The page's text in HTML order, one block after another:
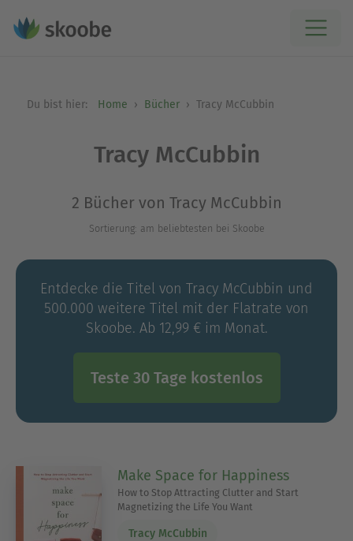
Du bist hier: Home Bücher Tracy McCubbin
Tracy McCubbin
2 Bücher von Tracy McCubbin
Sortierung: am beliebtesten bei Skoobe
Entdecke die Titel von Tracy McCubbin und
500.000 weitere Titel mit der Flatrate von
Skoobe. Ab 12,99 € im Monat.
Teste 30 Tage kostenlos
Make Space for Happiness
How to Stop Attracting Clutter and Start
Magnetizing the Life You Want
Tracy McCubbin